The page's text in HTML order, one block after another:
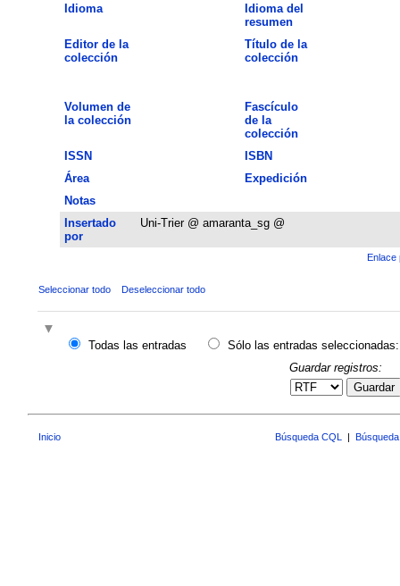
Idioma
Idioma del
resumen
Editor de la
colección
Título de la
colección
Volumen de
la colección
Fascículo
de la
colección
ISSN
ISBN
Área
Expedición
Notas
Insertado
por
Uni-Trier @ amaranta_sg @
Enlace
Seleccionar todo Deseleccionar todo
Todas las entradas
Sólo las entradas seleccionadas:
Guardar registros:
Guardar
Inicio Búsqueda CQL